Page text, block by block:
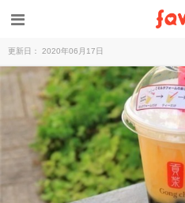
更新日： 2020年06月17日